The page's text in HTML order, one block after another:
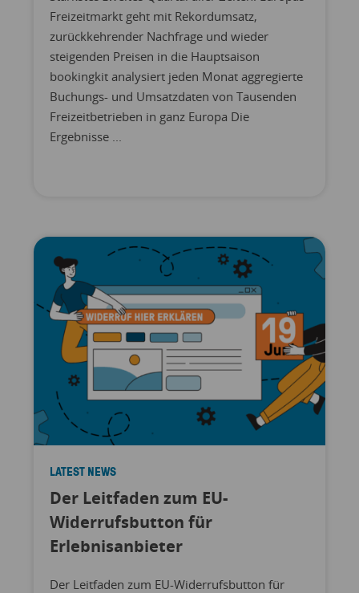
Freizeitmarkt geht mit Rekordumsatz,
zurückkehrender Nachfrage und wieder
steigenden Preisen in die Hauptsaison
bookingkit analysiert jeden Monat aggregierte
Buchungs- und Umsatzdaten von Tausenden
Freizeitbetrieben in ganz Europa Die
Ergebnisse ...
LATEST NEWS
Der Leitfaden zum EU-
Widerrufsbutton für
Erlebnisanbieter
Der Leitfaden zum EU-Widerrufsbutton für